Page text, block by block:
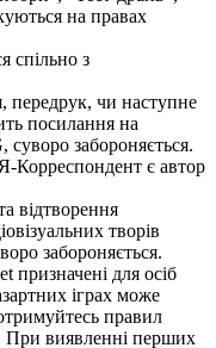
на правах
спільно з
передрук, чи наступне
посилання на
забороняється.
Корреспондент є автор
відтворення
творів
забороняється.
призначені для осіб
іграх може
правил
При виявленні перших